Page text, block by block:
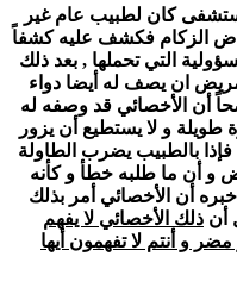
كان لطبيب عام غير
الزكام فكشف عليه كشفاً
التي تحملها , بعد ذلك
ان يصف له أيضا دواء
أن الأخصائي قد وصفه له
و لا يستطيع أن يزور
بالطبيب يضرب الطاولة
و أن ما طلبه خطأ و كأنه
أن الأخصائي أمر بذلك
أن ذلك الأخصائي لا يفهم
و أنتم لا تفهمون أيها